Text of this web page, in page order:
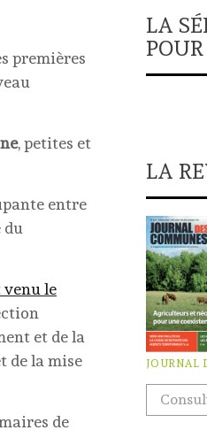
premières
, petites et
entre
venu le
et de la
de la mise
de
LA
LA
JOURNAL